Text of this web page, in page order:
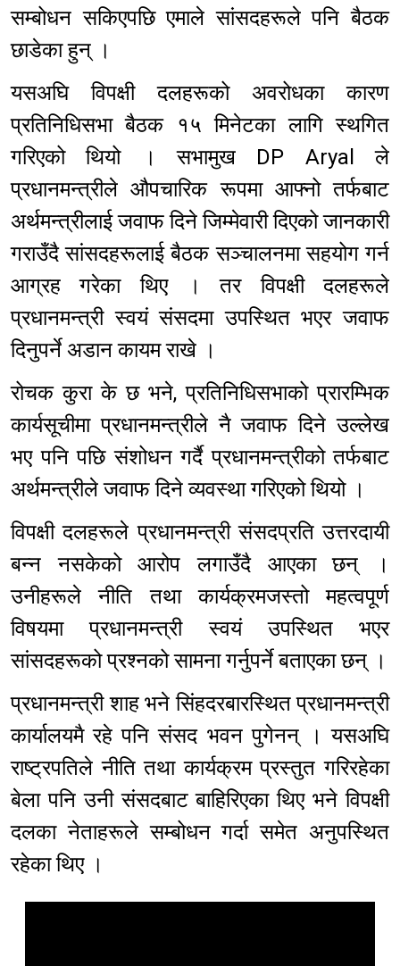
सम्बोधन सकिएपछि एमाले सांसदहरूले पनि बैठक
छाडेका हुन् ।
यसअघि विपक्षी दलहरूको अवरोधका कारण
प्रतिनिधिसभा बैठक १५ मिनेटका लागि स्थगित
गरिएको थियो । सभामुख DP Aryal ले
प्रधानमन्त्रीले औपचारिक रूपमा आफ्नो तर्फबाट
अर्थमन्त्रीलाई जवाफ दिने जिम्मेवारी दिएको जानकारी
गराउँदै सांसदहरूलाई बैठक सञ्चालनमा सहयोग गर्न
आग्रह गरेका थिए । तर विपक्षी दलहरूले
प्रधानमन्त्री स्वयं संसदमा उपस्थित भएर जवाफ
दिनुपर्ने अडान कायम राखे ।
रोचक कुरा के छ भने, प्रतिनिधिसभाको प्रारम्भिक
कार्यसूचीमा प्रधानमन्त्रीले नै जवाफ दिने उल्लेख
भए पनि पछि संशोधन गर्दै प्रधानमन्त्रीको तर्फबाट
अर्थमन्त्रीले जवाफ दिने व्यवस्था गरिएको थियो ।
विपक्षी दलहरूले प्रधानमन्त्री संसदप्रति उत्तरदायी
बन्न नसकेको आरोप लगाउँदै आएका छन् ।
उनीहरूले नीति तथा कार्यक्रमजस्तो महत्वपूर्ण
विषयमा प्रधानमन्त्री स्वयं उपस्थित भएर
सांसदहरूको प्रश्नको सामना गर्नुपर्ने बताएका छन् ।
प्रधानमन्त्री शाह भने सिंहदरबारस्थित प्रधानमन्त्री
कार्यालयमै रहे पनि संसद भवन पुगेनन् । यसअघि
राष्ट्रपतिले नीति तथा कार्यक्रम प्रस्तुत गरिरहेका
बेला पनि उनी संसदबाट बाहिरिएका थिए भने विपक्षी
दलका नेताहरूले सम्बोधन गर्दा समेत अनुपस्थित
रहेका थिए ।